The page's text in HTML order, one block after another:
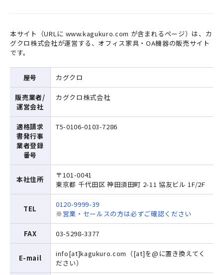
本サイト（URLに www.kagukuro.com が含まれるページ）は、カ
グクロ株式会社が運営する、オフィス家具・OA機器の販売サイト
です。
屋号 カグクロ
販売業者/
運営会社
カグクロ株式会社
適格請求
書発行事
業者登録
番号
T5-0106-0103-7286
本社住所
〒101-0041
東京都 千代田区 神田須田町 2-11 協友ビル 1F/2F
TEL
0120-9999-39
※ 営業・セールスの方は必ずご確認ください
FAX 03-5298-3377
E-mail
info[at]kagukuro.com（[at]を@に置き換えてく
ださい）